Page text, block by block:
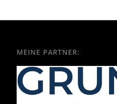
MEINE PARTNER: